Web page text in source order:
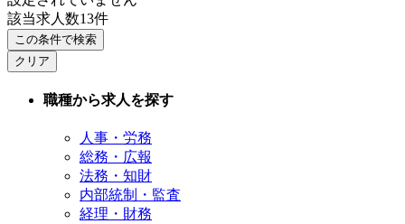
該当求人数13件
この条件で検索
クリア
職種から求人を探す
人事・労務
総務・広報
法務・知財
内部統制・監査
経理・財務